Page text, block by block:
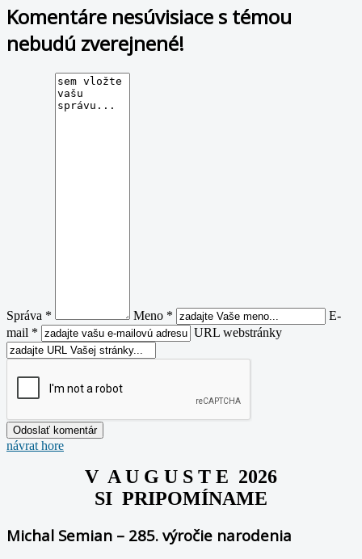
Komentáre nesúvisiace s témou
nebudú zverejnené!
Správa * Meno *
E-
mail *
URL webstránky
návrat hore
V A U G U S T E 2026
SI PRIPOMÍNAME
Michal Semian – 285. výročie narodenia